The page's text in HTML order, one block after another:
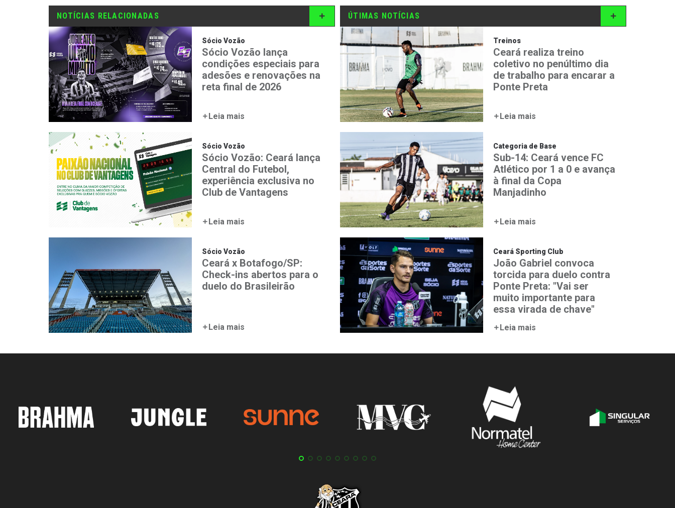
NOTÍCIAS RELACIONADAS
Sócio Vozão
Sócio Vozão lança
condições especiais para
adesões e renovações na
reta final de 2026
Leia mais
Sócio Vozão
Sócio Vozão: Ceará lança
Central do Futebol,
experiência exclusiva no
Club de Vantagens
Leia mais
Sócio Vozão
Ceará x Botafogo/SP:
Check-ins abertos para o
duelo do Brasileirão
Leia mais
ÚTIMAS NOTÍCIAS
Treinos
Ceará realiza treino
coletivo no penúltimo dia
de trabalho para encarar a
Ponte Preta
Leia mais
Categoria de Base
Sub-14: Ceará vence FC
Atlético por 1 a 0 e avança
à final da Copa
Manjadinho
Leia mais
Ceará Sporting Club
João Gabriel convoca
torcida para duelo contra
Ponte Preta: "Vai ser
muito importante para
essa virada de chave"
Leia mais